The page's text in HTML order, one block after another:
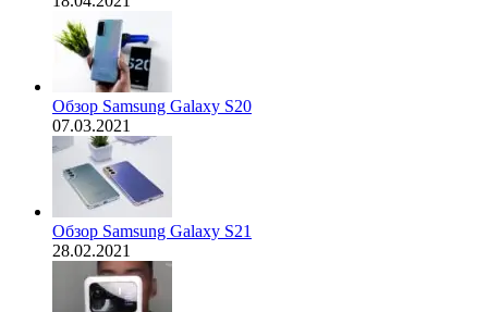
Обзор Samsung Galaxy S20
07.03.2021
Обзор Samsung Galaxy S21
28.02.2021